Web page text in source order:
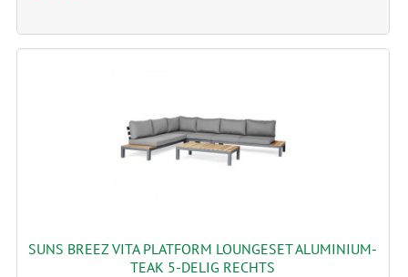
SUNS BREEZ VITA PLATFORM LOUNGESET ALUMINIUM-
TEAK 5-DELIG RECHTS